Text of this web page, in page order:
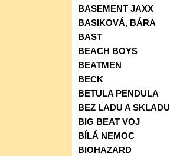
BASEMENT JAXX
BASIKOVÁ, BÁRA
BAST
BEACH BOYS
BEATMEN
BECK
BETULA PENDULA
BEZ LADU A SKLADU
BIG BEAT VOJ
BÍLÁ NEMOC
BIOHAZARD